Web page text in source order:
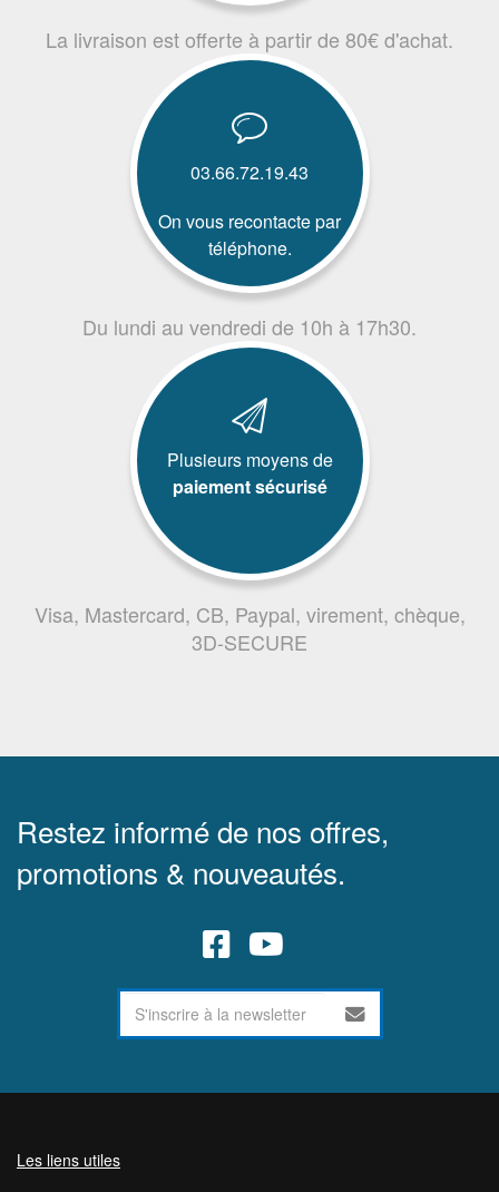
La livraison est offerte à partir de 80€ d'achat.
03.66.72.19.43
On vous recontacte par
téléphone.
Du lundi au vendredi de 10h à 17h30.
Plusieurs moyens de
paiement sécurisé
Visa, Mastercard, CB, Paypal, virement, chèque,
3D-SECURE
Restez informé de nos offres,
promotions & nouveautés.
Les liens utiles